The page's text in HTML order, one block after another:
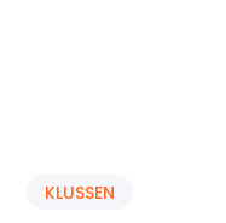
KLUSSEN